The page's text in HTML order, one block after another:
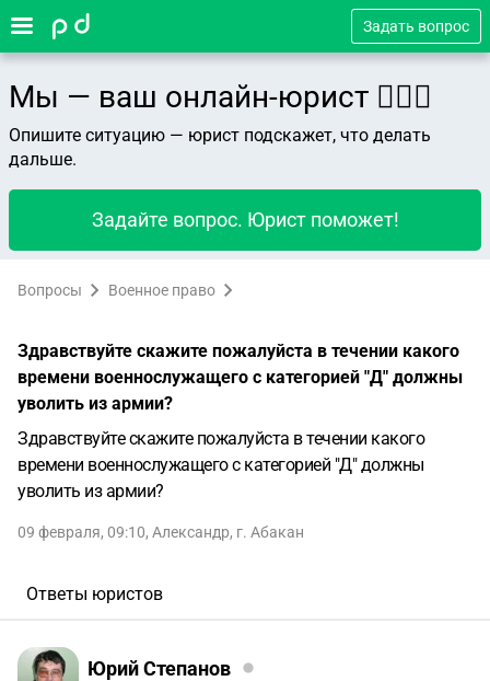
Задать вопрос
Мы — ваш онлайн-юрист 👨🏻‍⚖️
Опишите ситуацию — юрист подскажет, что делать
дальше.
Задайте вопрос. Юрист поможет!
Вопросы Военное право
Здравствуйте скажите пожалуйста в течении какого
времени военнослужащего с категорией "Д" должны
уволить из армии?
Здравствуйте скажите пожалуйста в течении какого
времени военнослужащего с категорией "Д" должны
уволить из армии?
09 февраля, 09:10, Александр, г. Абакан
Ответы юристов
Юрий Степанов